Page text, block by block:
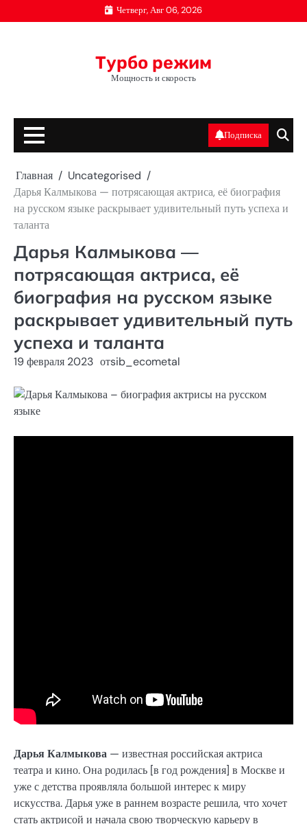
к
Четверг, Авг 06, 2026
Турбо режим
Мощность и скорость
Подписка
Главная
Uncategorised
Дарья Калмыкова — потрясающая актриса, её биография
на русском языке раскрывает удивительный путь успеха и
таланта
Дарья Калмыкова —
потрясающая актриса, её
биография на русском языке
раскрывает удивительный путь
успеха и таланта
19 февраля 2023 отsib_ecometal
Дарья Калмыкова — известная российская актриса
театра и кино. Она родилась [в год рождения] в Москве и
уже с детства проявляла большой интерес к миру
искусства. Дарья уже в раннем возрасте решила, что хочет
стать актрисой и начала свою творческую карьеру в